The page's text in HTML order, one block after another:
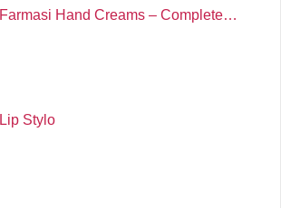
Farmasi Hand Creams – Complete…
Lip Stylo